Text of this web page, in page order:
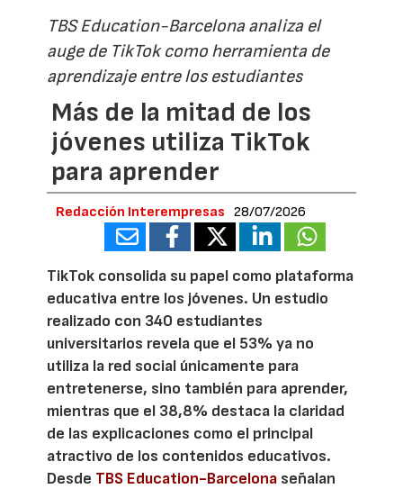
TBS Education-Barcelona analiza el
auge de TikTok como herramienta de
aprendizaje entre los estudiantes
Más de la mitad de los
jóvenes utiliza TikTok
para aprender
Redacción Interempresas 28/07/2026
TikTok consolida su papel como plataforma
educativa entre los jóvenes. Un estudio
realizado con 340 estudiantes
universitarios revela que el 53% ya no
utiliza la red social únicamente para
entretenerse, sino también para aprender,
mientras que el 38,8% destaca la claridad
de las explicaciones como el principal
atractivo de los contenidos educativos.
Desde TBS Education-Barcelona señalan